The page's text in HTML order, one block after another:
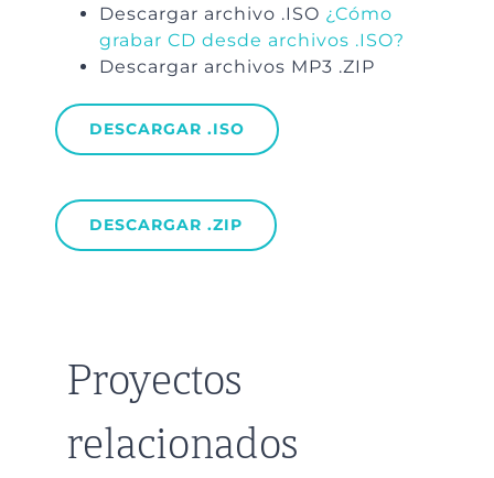
Descargar archivo .ISO ¿Cómo
grabar CD desde archivos .ISO?
Descargar archivos MP3 .ZIP
DESCARGAR .ISO
DESCARGAR .ZIP
Proyectos
relacionados